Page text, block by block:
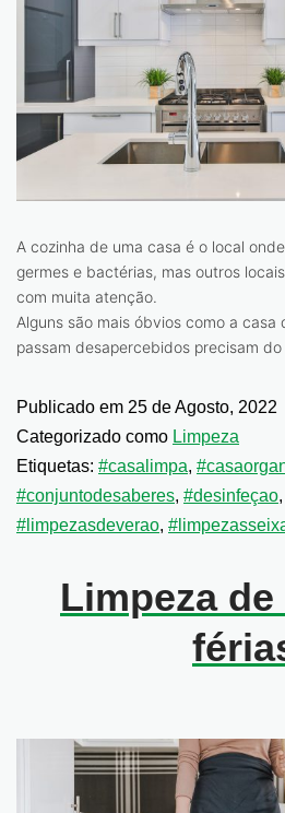
A cozinha de uma casa é o local
germes e bactérias, mas outros
com muita atenção.
Alguns são mais óbvios como a
passam desapercebidos precisam
Publicado em 25 de Agosto, 2022
Categorizado como Limpeza
Etiquetas: #casalimpa,
#conjuntodesaberes, #desinfeçao,
#limpezasdeverao,
Limpeza